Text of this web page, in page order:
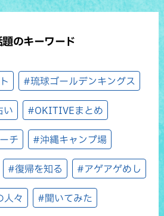
のキーワード
#琉球ゴールデンキングス
い #OKITIVEまとめ
チ #沖縄キャンプ場
#復帰を知る #アゲアゲめし
人々 #聞いてみた